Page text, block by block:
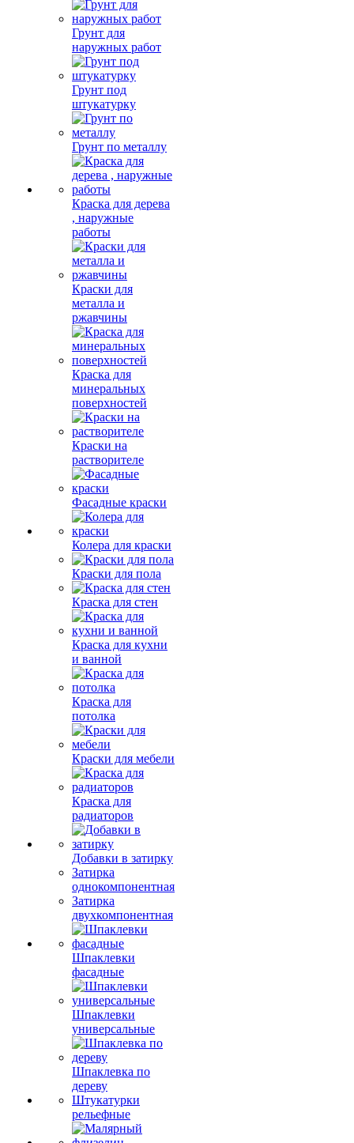
Грунт для
наружных работ
Грунт под
штукатурку
Грунт по металлу
Краска для дерева
, наружные
работы
Краски для
металла и
ржавчины
Краска для
минеральных
поверхностей
Краски на
растворителе
Фасадные краски
Колера для краски
Краски для пола
Краска для стен
Краска для кухни
и ванной
Краска для
потолка
Краски для мебели
Краска для
радиаторов
Добавки в затирку
Затирка
однокомпонентная
Затирка
двухкомпонентная
Шпаклевки
фасадные
Шпаклевки
универсальные
Шпаклевка по
дереву
Штукатурки
рельефные